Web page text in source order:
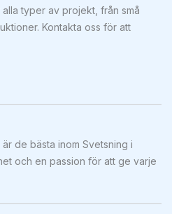
typer av projekt, från små
Kontakta oss för att
de bästa inom Svetsning i
och en passion för att ge varje